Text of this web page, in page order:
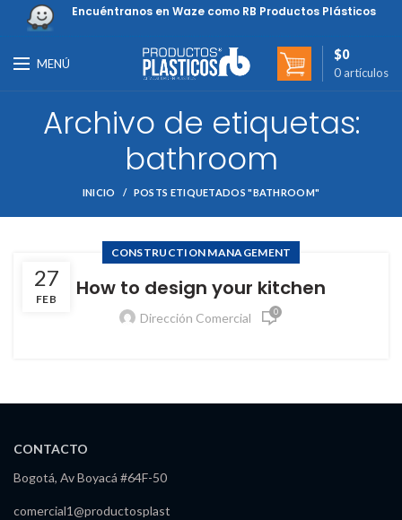
Encuéntranos en Waze como RB Productos Plásticos
MENÚ
0 artículos
$0
Archivo de etiquetas:
bathroom
INICIO POSTS ETIQUETADOS "BATHROOM"
27
FEB
CONSTRUCTION MANAGEMENT
How to design your kitchen
Dirección Comercial 0
CONTACTO
Bogotá, Av Boyacá #64F-50
comercial1@productosplast